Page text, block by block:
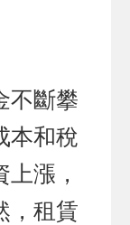
不斷攀
本和稅
漲，
，租賃